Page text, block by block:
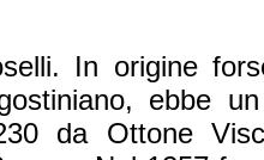
In origine
ebbe
da Ottone